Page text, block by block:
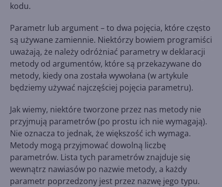
kodu.
Parametr lub argument – to dwa pojęcia, które często
są używane zamiennie. Niektórzy bowiem programiści
uważają, że należy odróżniać parametry w deklaracji
metody od argumentów, które są przekazywane do
metody, kiedy ona została wywołana (w artykule
będziemy używać najczęściej pojęcia parametru).
Jak wiemy, niektóre tworzone przez nas metody nie
przyjmują parametrów (po prostu ich nie wymagają).
Nie oznacza to jednak, że większość ich wymaga.
Metody mogą przyjmować dowolną liczbę
parametrów. Lista tych parametrów znajduje się
wewnątrz nawiasów po nazwie metody, a każdy
parametr poprzedzony jest przez nazwę jego typu.